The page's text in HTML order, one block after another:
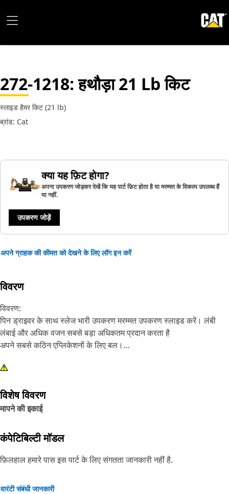
272-1218: हथौड़ा 21 Lb किट
स्लाइड हैमर किट (21 lb)
ब्रांड: Cat
क्या यह फ़िट होगा?
अपना उपकरण जोड़कर देखें कि यह पार्ट फ़िट होता है या मरम्मत के विकल्प उपलब्ध हैं
या नहीं.
उपकरण जोड़ें
अपने ग्राहक की कीमत को देखने के लिए लॉग इन करें
विवरण
विवरण:
पिन ड्राइवर के साथ स्लेज भारी उपकरण मरम्मत उपकरण स्लाइड करें। लंबी
लंबाई और अधिक वजन सबसे बड़ा अधिकतम प्रदान करता है
अपने सबसे कठिन एप्लिकेशनों के लिए बल।
विशेषताएँ:
किग्रा), 46 इंच (1168 मिमी) स्लाइड स्लेज हथौड़ा।
विक्रेता उपकरण
अधिक जानकारी के लिए अपना "मालिक का मैनुअल" देखें या अपने स्थानीय Cat
डीलर से संपर्क करें.
विशेष विवरण
मापने की इकाई
कंपेटिबिल्टी मॉडल
फ़िलहाल हमारे पास इस पार्ट के लिए संगतता जानकारी नहीं है.
वारंटी संबंधी जानकारी